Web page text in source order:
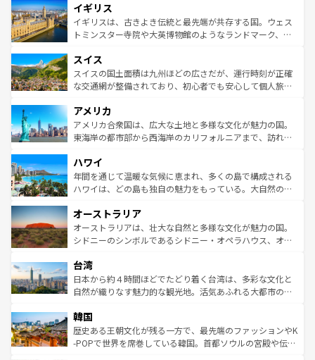
いる。シャンパンの発祥地であるランス、プロヴァンスの
香り高いラベンダー畑など、多彩な楽しみ方が可能だ。さ
らに、パリ以外の地域にも魅力が溢れており、どの街角に
れる地方に足を運ぶとそれぞれで全く異なる文化を体験で
きるだろう。 なお、新着のフランス情報はコンテンツ一覧
を参照してほしい。
顔を持つこの国は、どこを歩いても飽きることがない。ベ
ルリンの文化的活気、バイエルン州のアルプスの絶景、そ
してライン川沿いのワイン畑といった風景は必見。ビール
は、お酒好きな人にはぜひ体験してほしい。 なお、新着の
ドイツ情報はコンテンツ一覧を参照してほしい。
イギリス
イギリスは、古きよき伝統と最先端が共存する国。ウェス
トミンスター寺院や大英博物館のようなランドマーク、歴
リアごとに異なる魅力がある。また、優雅なアフタヌーン
ティー、ビール好きにはたまらない英国パブ、サッカー観
戦など、本場だからこそできる体験も豊富。イギリスを旅
ンツ一覧を参照してほしい。
スイス
スイスの国土面積は九州ほどの広さだが、運行時刻が正確
な交通網が整備されており、初心者でも安心して個人旅行
の建物がそのまま残る町や、スイスならではのユニークな
博物館もあり、アルプス観光だけでなく町歩きも満喫する
ことができる。国民の所得が高いため物価も高いが、旅行
ば市内交通費無料で観光を楽しむこともできる。 なお、新
着のスイス情報はコンテンツ一覧 を参照してほしい。
アメリカ
アメリカ合衆国は、広大な土地と多様な文化が魅力の国。
東海岸の都市部から西海岸のカリフォルニアまで、訪れる
のような巨大都市は、観光、ショッピング、エンターテイ
ンメントが詰まった刺激的なスポットだ。一方、アメリカ
西部には大自然が広がり、グランドキャニオンやイエロー
部のニューオーリンズでは、音楽と美食が融合した独特の
文化が魅力。旅行者はアメリカの各地域で異なる魅力を楽
しみながら、その多様性と豊かな歴史を感じることができ
ならではの贅沢な旅のスタイルだ。 なお、新着のアメリカ
情報はコンテンツ一覧を参照してほしい。
ハワイ
年間を通じて温暖な気候に恵まれ、多くの島で構成される
ハワイは、どの島も独自の魅力をもっている。大自然の神
ワイ島は見逃せない。また、定番の観光地といえばオアフ
島だが、静かな自然を求めるならマウイ島やカウアイ島が
おすすめ。エメラルドグリーンに輝く海をはじめ、豊かな
れるおもてなしの心で訪れる人々を迎えてくれるハワイの
人々、おいしいローカルフードやハワイアンミュージッ
ク、伝統的なフラダンスなど、すべてがハワイの魅力を彩
ワイを、存分に味わってほしい。 なお、新着のハワイ情報
はコンテンツ一覧を参照してほしい。
オーストラリア
オーストラリアは、壮大な自然と多様な文化が魅力の国。
シドニーのシンボルであるシドニー・オペラハウス、オー
リアリーフや大陸中央部にそびえるウルル（エアーズロッ
ク）、タスマニアの美しい原生林やケアンズの熱帯雨林な
ど、見どころがたくさん。また、カフェやワイン、オージ
いる。アクティビティも充実しており、サーフィンやダイ
ビング、ハイキングなど、アウトドア好きにはたまらな
い。オーストラリアの多彩な魅力を存分に味わいつくそ
台湾
日本から約４時間ほどでたどり着く台湾は、多彩な文化と
自然が織りなす魅力的な観光地。活気あふれる大都市の台
ン）、静ひつな山岳地帯である台湾東部など、都市の喧騒
と山間の静けさが共存しており、訪れる人に新しい発見と
驚きをもたらしてくれる。また、奥深い台湾の食文化も魅
韓国
歴史ある王朝文化が残る一方で、最先端のファッションやK
-POPで世界を席巻している韓国。首都ソウルの宮殿や伝統